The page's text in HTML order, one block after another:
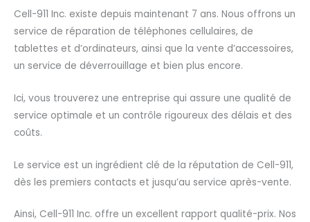
Cell-911 Inc. existe depuis maintenant 7 ans. Nous offrons un
service de réparation de téléphones cellulaires, de
tablettes et d’ordinateurs, ainsi que la vente d’accessoires,
un service de déverrouillage et bien plus encore.
Ici, vous trouverez une entreprise qui assure une qualité de
service optimale et un contrôle rigoureux des délais et des
coûts.
Le service est un ingrédient clé de la réputation de Cell-911,
dès les premiers contacts et jusqu’au service après-vente.
Ainsi, Cell-911 Inc. offre un excellent rapport qualité-prix. Nos